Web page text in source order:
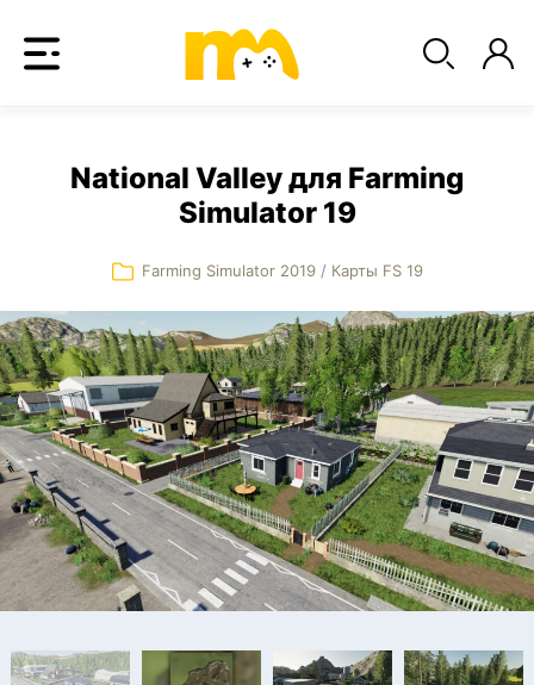
National Valley для Farming
Simulator 19
Farming Simulator 2019 / Карты FS 19